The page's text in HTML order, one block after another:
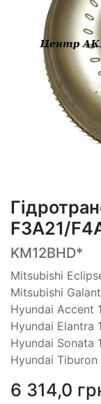
F3A21/
KM12BHD*
Mitsubishi
Mitsubishi
Hyundai Accent
Hyundai Elantra
Hyundai Sonata
Hyundai
6 314,0